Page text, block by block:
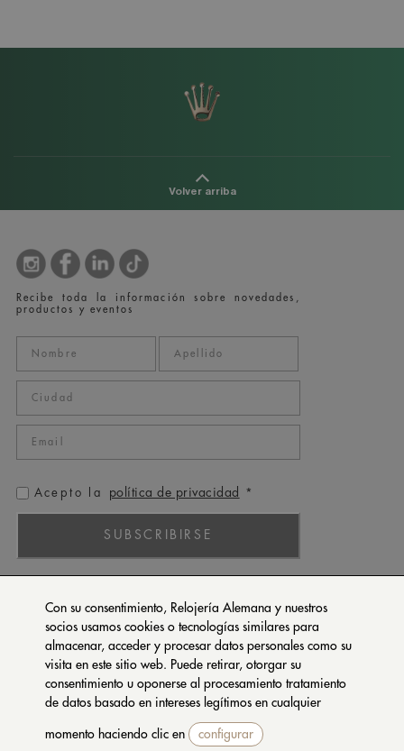
Con su consentimiento, Relojería Alemana y nuestros
socios usamos cookies o tecnologías similares para
almacenar, acceder y procesar datos personales como su
visita en este sitio web. Puede retirar, otorgar su
consentimiento u oponerse al procesamiento tratamiento
de datos basado en intereses legítimos en cualquier
momento haciendo clic en configurar
Volver arriba
Recibe toda la información sobre novedades,
productos y eventos
Acepto la política de privacidad *
SUBSCRIBIRSE
PATEK PHILIPPE
TUDOR
SETENTA Y NUEVE